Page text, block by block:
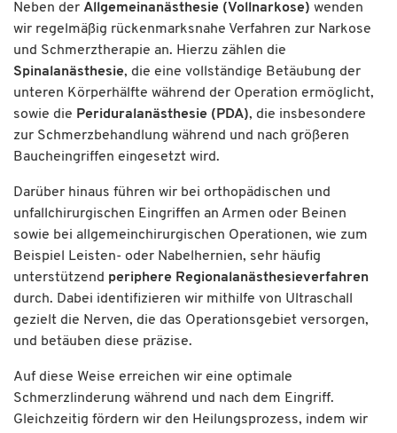
Neben der Allgemeinanästhesie (Vollnarkose) wenden
wir regelmäßig rückenmarksnahe Verfahren zur Narkose
und Schmerztherapie an. Hierzu zählen die
Spinalanästhesie, die eine vollständige Betäubung der
unteren Körperhälfte während der Operation ermöglicht,
sowie die Periduralanästhesie (PDA), die insbesondere
zur Schmerzbehandlung während und nach größeren
Baucheingriffen eingesetzt wird.
Darüber hinaus führen wir bei orthopädischen und
unfallchirurgischen Eingriffen an Armen oder Beinen
sowie bei allgemeinchirurgischen Operationen, wie zum
Beispiel Leisten- oder Nabelhernien, sehr häufig
unterstützend periphere Regionalanästhesieverfahren
durch. Dabei identifizieren wir mithilfe von Ultraschall
gezielt die Nerven, die das Operationsgebiet versorgen,
und betäuben diese präzise.
Auf diese Weise erreichen wir eine optimale
Schmerzlinderung während und nach dem Eingriff.
Gleichzeitig fördern wir den Heilungsprozess, indem wir